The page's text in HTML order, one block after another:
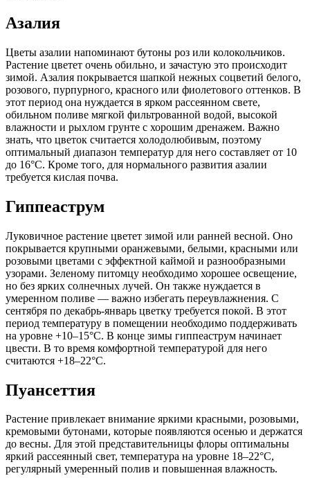
Азалия
Цветы азалии напоминают бутоны роз или колокольчиков.
Растение цветет очень обильно, и зачастую это происходит
зимой. Азалия покрывается шапкой нежных соцветий белого,
розового, пурпурного, красного или фиолетового оттенков. В
этот период она нуждается в ярком рассеянном свете,
обильном поливе мягкой фильтрованной водой, высокой
влажности и рыхлом грунте с хорошим дренажем. Важно
знать, что цветок считается холодолюбивым, поэтому
оптимальный диапазон температур для него составляет от 10
до 16°C. Кроме того, для нормального развития азалии
требуется кислая почва.
Гиппеаструм
Луковичное растение цветет зимой или ранней весной. Оно
покрывается крупными оранжевыми, белыми, красными или
розовыми цветами с эффектной каймой и разнообразными
узорами. Зеленому питомцу необходимо хорошее освещение,
но без ярких солнечных лучей. Он также нуждается в
умеренном поливе — важно избегать переувлажнения. С
сентября по декабрь-январь цветку требуется покой. В этот
период температуру в помещении необходимо поддерживать
на уровне +10–15°C. В конце зимы гиппеаструм начинает
цвести. В то время комфортной температурой для него
считаются +18–22°C.
Пуансеттия
Растение привлекает внимание яркими красными, розовыми,
кремовыми бутонами, которые появляются осенью и держатся
до весны. Для этой представительницы флоры оптимальны
яркий рассеянный свет, температура на уровне 18–22°C,
регулярный умеренный полив и повышенная влажность.